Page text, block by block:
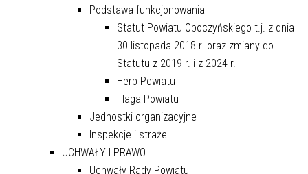
Podstawa funkcjonowania
Statut Powiatu Opoczyńskiego t.j. z dnia
30 listopada 2018 r. oraz zmiany do
Statutu z 2019 r. i z 2024 r.
Herb Powiatu
Flaga Powiatu
Jednostki organizacyjne
Inspekcje i straże
UCHWAŁY I PRAWO
Uchwały Rady Powiatu